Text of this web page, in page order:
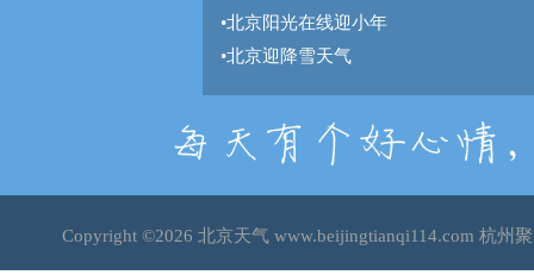
•北京阳光在线迎小年
•北京迎降雪天气
Copyright ©2026 北京天气www.beijingtianqi114.com 杭州